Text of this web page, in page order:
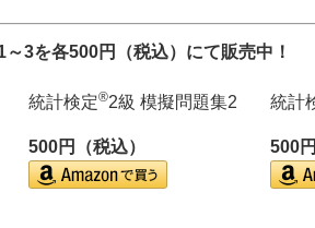
3を各500円（税込）にて販売中！
統計検定®2級 模擬問題集2
500円（税込）
統計
500